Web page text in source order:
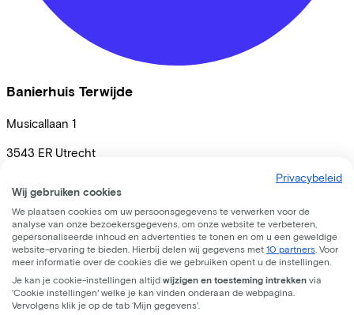
Banierhuis Terwijde
Musicallaan 1
3543 ER Utrecht
Privacybeleid
Wij gebruiken cookies
We plaatsen cookies om uw persoonsgegevens te verwerken voor de
analyse van onze bezoekersgegevens, om onze website te verbeteren,
gepersonaliseerde inhoud en advertenties te tonen en om u een geweldige
website-ervaring te bieden. Hierbij delen wij gegevens met 10 partners . Voor
meer informatie over de cookies die we gebruiken opent u de instellingen.
Je kan je cookie-instellingen altijd wijzigen en toesteming intrekken via
'Cookie instellingen' welke je kan vinden onderaan de webpagina.
Vervolgens klik je op de tab ‘Mijn gegevens'.